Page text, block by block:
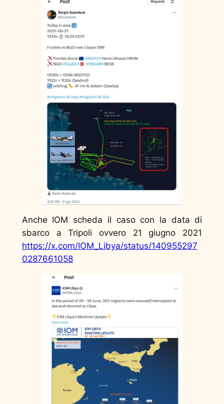
Anche IOM scheda il caso con la data di
sbarco a Tripoli ovvero 21 giugno 2021
https://x.com/IOM_Libya/status/140955297
0287661058